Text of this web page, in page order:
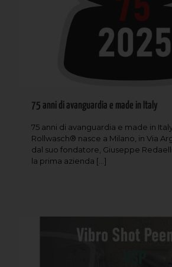
75 anni di avanguardia e made in Italy
75 anni di avanguardia e made in
Rollwasch® nasce a Milano, in Via
dal suo fondatore, Giuseppe
la prima azienda […]